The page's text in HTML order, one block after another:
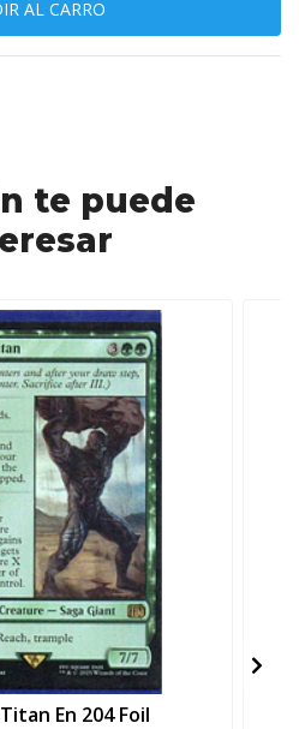
te puede
En 204 Foil